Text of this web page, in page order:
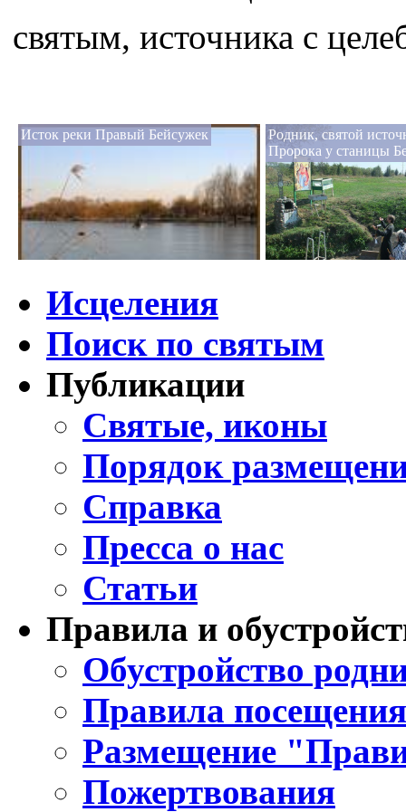
святым, источника с
Исток реки Правый Бейсужек
Родник, святой
Пророка у станицы
Исцеления
Поиск по святым
Публикации
Святые, иконы
Порядок
Справка
Пресса о нас
Статьи
Правила и
Обустройство
Правила
Размещение
Пожертвования